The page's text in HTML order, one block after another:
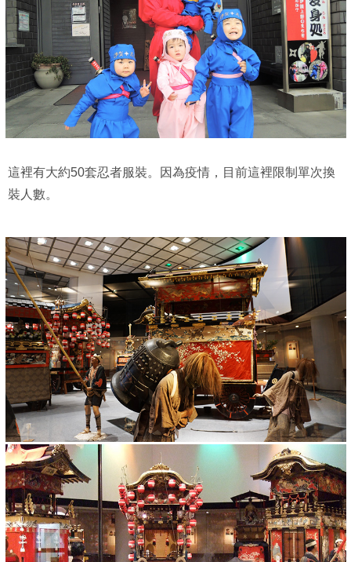
這裡有大約50套忍者服裝。因為疫情，目前這裡限制單次換
裝人數。